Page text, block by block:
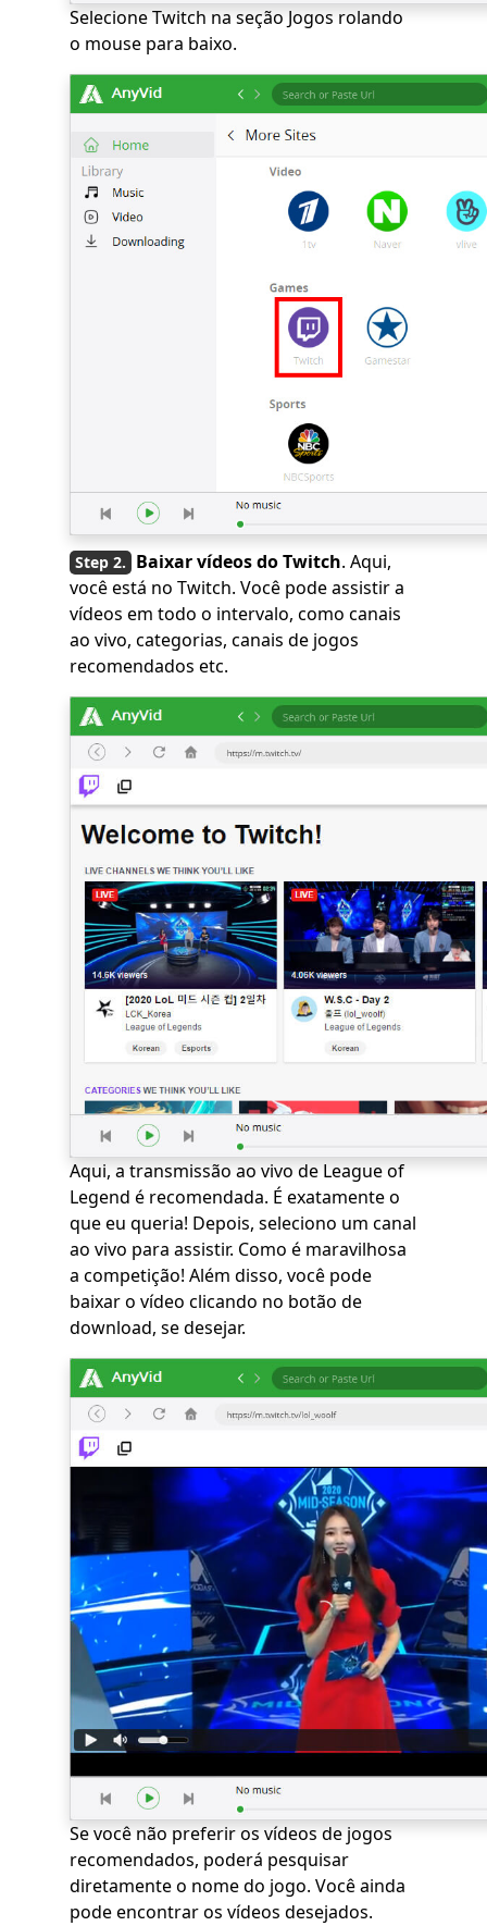
Selecione Twitch na seção Jogos rolando
o mouse para baixo.
Baixar vídeos do Twitch. Aqui,
você está no Twitch. Você pode assistir a
vídeos em todo o intervalo, como canais
ao vivo, categorias, canais de jogos
recomendados etc.
Aqui, a transmissão ao vivo de League of
Legend é recomendada. É exatamente o
que eu queria! Depois, seleciono um canal
ao vivo para assistir. Como é maravilhosa
a competição! Além disso, você pode
baixar o vídeo clicando no botão de
download, se desejar.
Se você não preferir os vídeos de jogos
recomendados, poderá pesquisar
diretamente o nome do jogo. Você ainda
pode encontrar os vídeos desejados.